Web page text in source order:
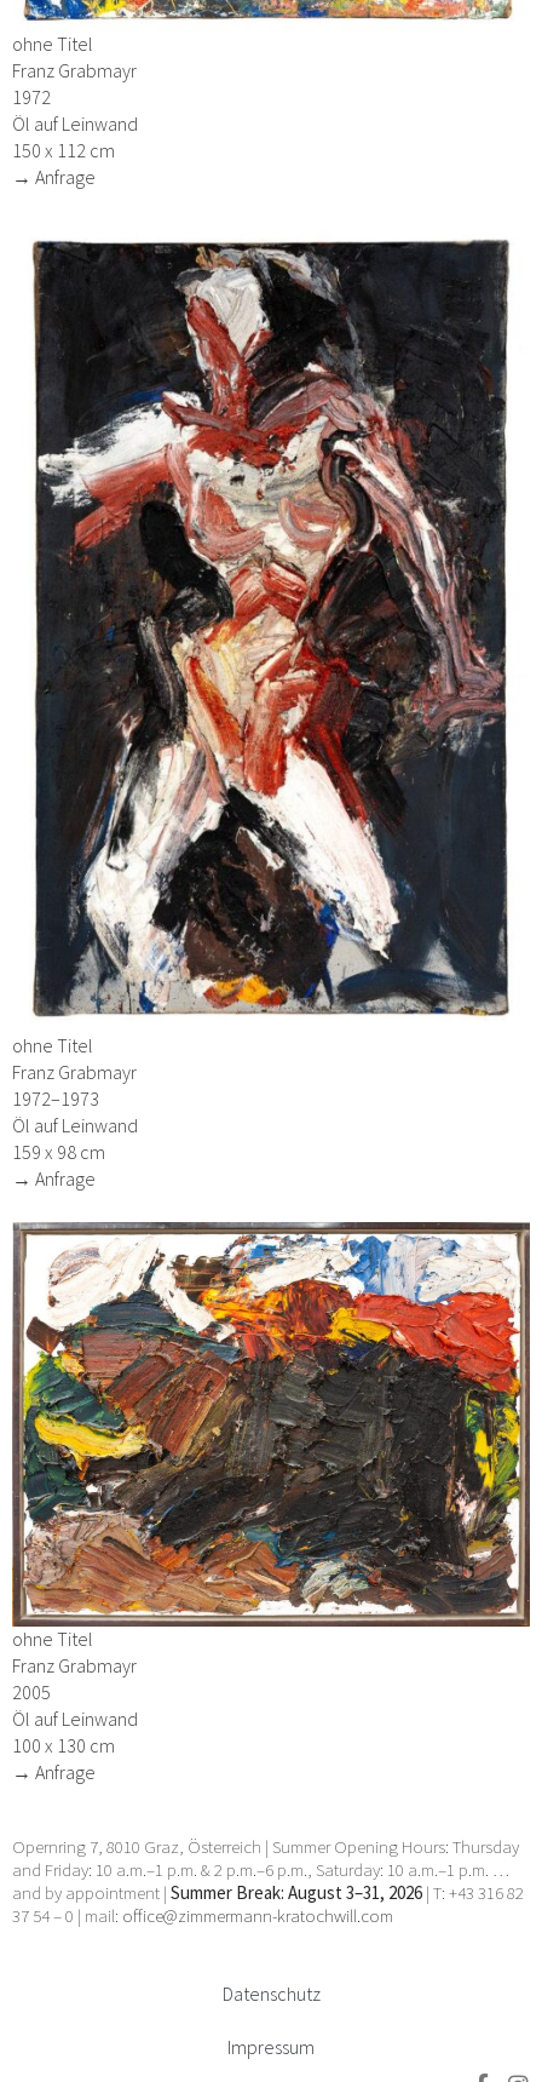
ohne Titel
Franz Grabmayr
1972
Öl auf Leinwand
150 x 112 cm
→ Anfrage
ohne Titel
Franz Grabmayr
1972–1973
Öl auf Leinwand
159 x 98 cm
→ Anfrage
ohne Titel
Franz Grabmayr
2005
Öl auf Leinwand
100 x 130 cm
→ Anfrage
Opernring 7, 8010 Graz, Österreich | Summer Opening Hours: Thursday
and Friday: 10 a.m.–1 p.m. & 2 p.m.–6 p.m., Saturday: 10 a.m.–1 p.m. …
and by appointment | Summer Break: August 3–31, 2026 | T: +43 316 82
37 54 – 0 | mail: office@zimmermann-kratochwill.com
Datenschutz
Impressum